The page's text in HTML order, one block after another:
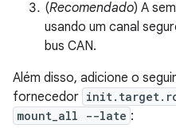
(Recomendado) A
usando um canal
bus CAN.
Além disso, adicione o
fornecedor
mount_all --late :